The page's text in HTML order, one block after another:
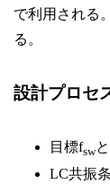
で利用される
る。
設計プロセ
目標fsw
LC共振